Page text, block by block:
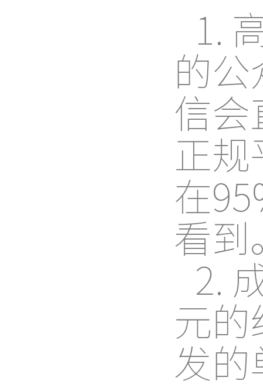
1.
的
信
正
在
看到
2.
元
发